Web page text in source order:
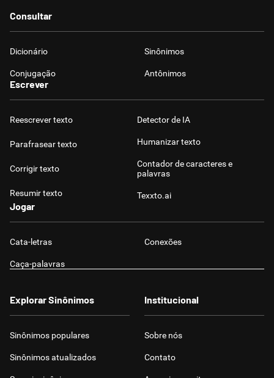
Consultar
Dicionário Sinônimos
Conjugação Antônimos
Escrever
Reescrever texto
Parafrasear texto
Corrigir texto
Resumir texto
Detector de IA
Humanizar texto
Contador de caracteres e
palavras
Texxto.ai
Jogar
Cata-letras Conexões
Caça-palavras
Explorar Sinônimos
Sinônimos populares
Sinônimos atualizados
Institucional
Sobre nós
Contato